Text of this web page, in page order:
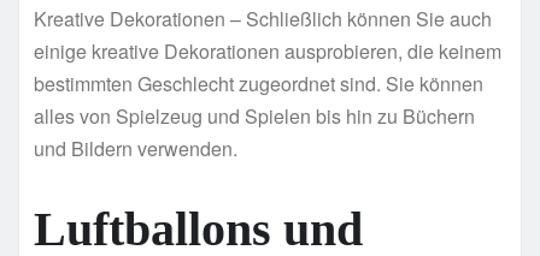
Kreative Dekorationen – Schließlich können Sie auch
einige kreative Dekorationen ausprobieren, die keinem
bestimmten Geschlecht zugeordnet sind. Sie können
alles von Spielzeug und Spielen bis hin zu Büchern
und Bildern verwenden.
Luftballons und